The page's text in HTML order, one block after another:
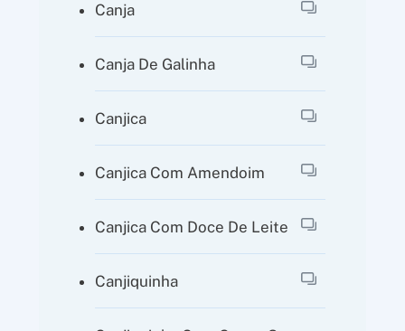
Canja
Canja De Galinha
Canjica
Canjica Com Amendoim
Canjica Com Doce De Leite
Canjiquinha